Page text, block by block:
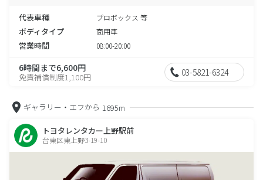
代表車種 プロボックス 等
ボディタイプ 商用車
営業時間 08:00-20:00
6時間まで6,600円
免責補償制度1,100円 03-5821-6324
ギャラリー・エフから 1695m
トヨタレンタカー上野駅前
台東区東上野3-19-10